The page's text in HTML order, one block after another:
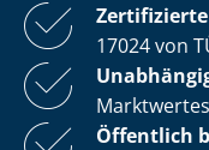
Zertifizierte
17024 von
Marktwertes
Öffentlich